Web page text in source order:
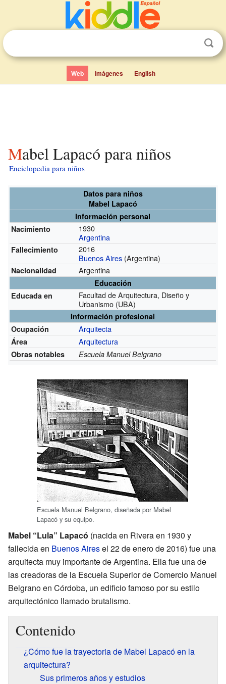
Web Imágenes English
Mabel Lapacó para niños
Enciclopedia para niños
Datos para niños
Mabel Lapacó
Información personal
Nacimiento
1930
Argentina
Fallecimiento
2016
Buenos Aires (Argentina)
Nacionalidad Argentina
Educación
Educada en
Facultad de Arquitectura, Diseño y
Urbanismo (UBA)
Información profesional
Ocupación
Arquitecta
Área Arquitectura
Obras notables Escuela Manuel Belgrano
Escuela Manuel Belgrano, diseñada por Mabel
Lapacó y su equipo.
Mabel “Lula” Lapacó (nacida en Rivera en 1930 y
fallecida en Buenos Airesel 22 de enero de 2016) fue una
arquitecta muy importante de Argentina. Ella fue una de
las creadoras de la Escuela Superior de Comercio Manuel
Belgrano en Córdoba, un edificio famoso por su estilo
arquitectónico llamado brutalismo.
Contenido
¿Cómo fue la trayectoria de Mabel Lapacó en la
arquitectura?
Sus primeros años y estudios